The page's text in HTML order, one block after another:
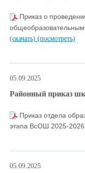
Приказ о
(скачать) (посмотреть)
05.09.2025
Районный приказ
Приказ отдела
этапа ВсОШ 2025-
05.09.2025